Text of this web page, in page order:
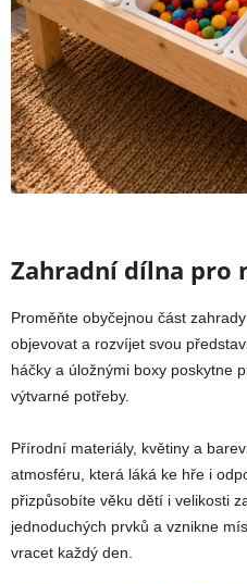
Zahradní dílna pro
Proměňte obyčejnou část
objevovat a rozvíjet svou
háčky a úložnými boxy poskytne
výtvarné potřeby.
Přírodní materiály, květiny a
atmosféru, která láká ke hře i
přizpůsobíte věku dětí i velikosti
jednoduchých prvků a vznikne
vracet každý den.